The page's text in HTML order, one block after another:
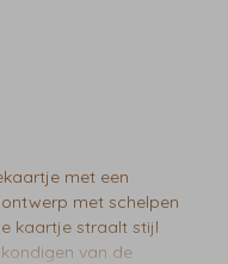
met een
met schelpen
kaartje straalt stijl
van de